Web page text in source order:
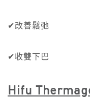
✔改善鬆弛
✔收雙下巴
Hifu